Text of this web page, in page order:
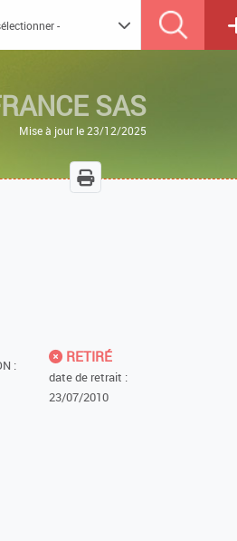
SAS
Mise à jour le 23/12/2025
:
RETIRÉ
date de retrait :
23/07/2010